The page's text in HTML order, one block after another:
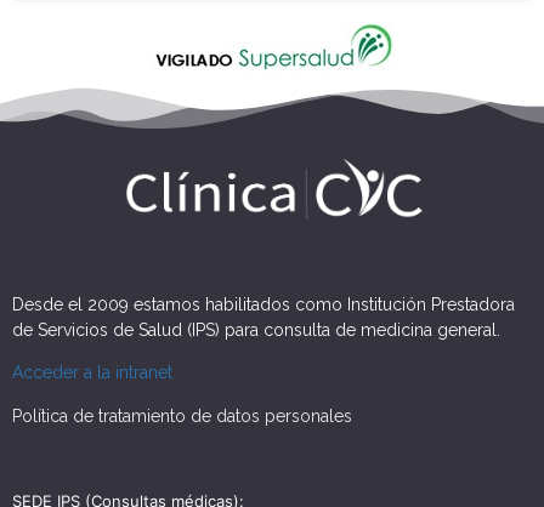
Desde el 2009 estamos habilitados como Institución Prestadora
de Servicios de Salud (IPS) para consulta de medicina general.
Acceder a la intranet
Política de tratamiento de datos personales
SEDE IPS (Consultas médicas):